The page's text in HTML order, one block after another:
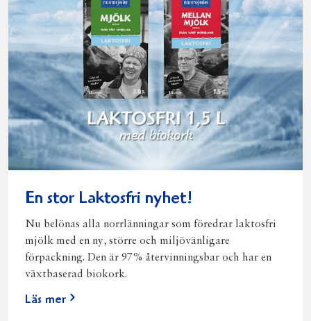
En stor Laktosfri nyhet!
Nu belönas alla norrlänningar som föredrar laktosfri
mjölk med en ny, större och miljövänligare
förpackning. Den är 97% återvinningsbar och har en
växtbaserad biokork.
Läs mer